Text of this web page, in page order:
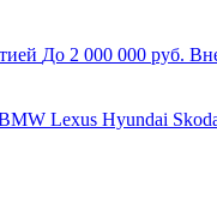
До 2 000 000 руб.
Lexus Hyundai